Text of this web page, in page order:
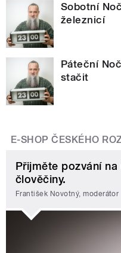
Sobotní
železnicí
Páteční
stačit
E-SHOP ČESKÉHO
Přijměte pozvání
člověčiny.
František Novotný, moderátor